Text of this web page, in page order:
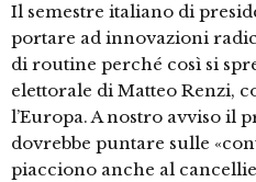
Il semestre italiano di
portare ad innovazioni
di routine perché così si
elettorale di Matteo Renzi,
l’Europa. A nostro avviso il
dovrebbe puntare sulle
piacciono anche al